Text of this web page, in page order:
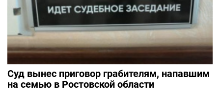
Суд вынес приговор грабителям, напавшим
на семью в Ростовской области